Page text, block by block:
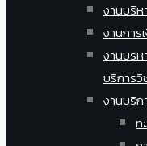
งานบริห
งานการ
งานบริห
บริการวิ
งานบริก
ท